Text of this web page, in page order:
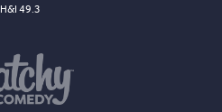
H&I 49.3